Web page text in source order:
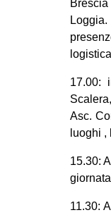
17.00:
Asc.
luoghi
15.30:
11.30: